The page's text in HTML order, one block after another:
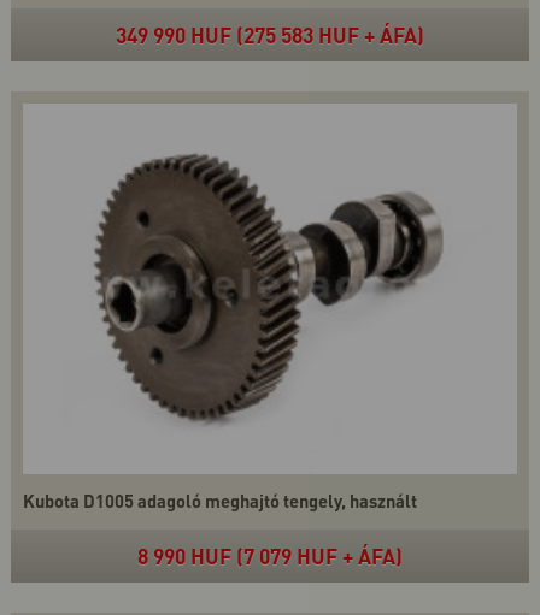
349 990 HUF (275 583 HUF + ÁFA)
Kubota D1005 adagoló meghajtó tengely, használt
8 990 HUF (7 079 HUF + ÁFA)